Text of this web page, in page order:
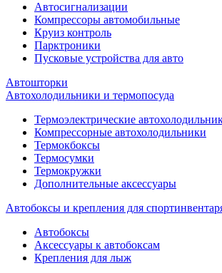
Автосигнализации
Компрессоры автомобильные
Круиз контроль
Парктроники
Пусковые устройства для авто
Автошторки
Автохолодильники и термопосуда
Термоэлектрические
Компрессорные автохолодильники
Термокбоксы
Термосумки
Термокружки
Дополнительные аксессуары
Автобоксы и крепления для
Автобоксы
Аксессуары к автобоксам
Крепления для лыж